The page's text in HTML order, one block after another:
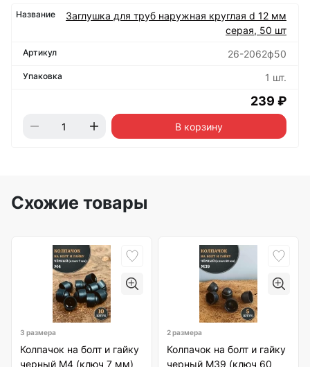
Заглушка для труб наружная круглая d 12 мм
серая, 50 шт
26-2062ф50
1 шт.
239 ₽
В корзину
Схожие товары
3 размера
Колпачок на болт и гайку
черный M4 (ключ 7 мм)
2 размера
Колпачок на болт и гайку
черный M39 (ключ 60